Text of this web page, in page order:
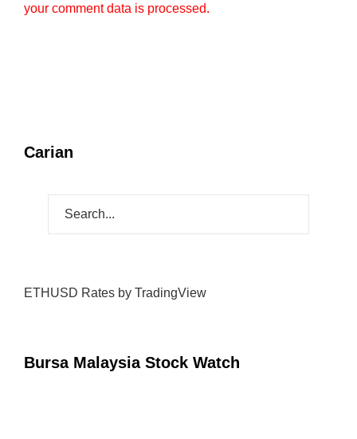
your comment data is processed.
Carian
ETHUSD Rates by TradingView
Bursa Malaysia Stock Watch